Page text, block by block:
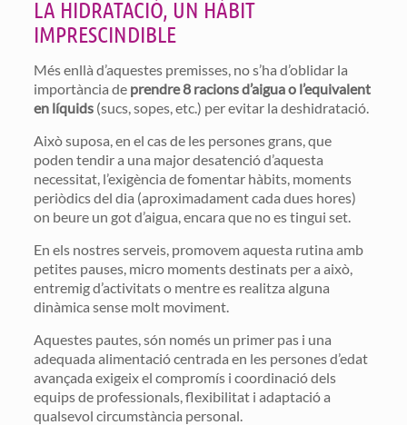
LA HIDRATACIÓ, UN HÀBIT
IMPRESCINDIBLE
Més enllà d’aquestes premisses, no s’ha d’oblidar la
importància de prendre 8 racions d’aigua o l’equivalent
en líquids(sucs, sopes, etc.) per evitar la deshidratació.
Això suposa, en el cas de les persones grans, que
poden tendir a una major desatenció d’aquesta
necessitat, l’exigència de fomentar hàbits, moments
periòdics del dia (aproximadament cada dues hores)
on beure un got d’aigua, encara que no es tingui set.
En els nostres serveis, promovem aquesta rutina amb
petites pauses, micro moments destinats per a això,
entremig d’activitats o mentre es realitza alguna
dinàmica sense molt moviment.
Aquestes pautes, són només un primer pas i una
adequada alimentació centrada en les persones d’edat
avançada exigeix el compromís i coordinació dels
equips de professionals, flexibilitat i adaptació a
qualsevol circumstància personal.